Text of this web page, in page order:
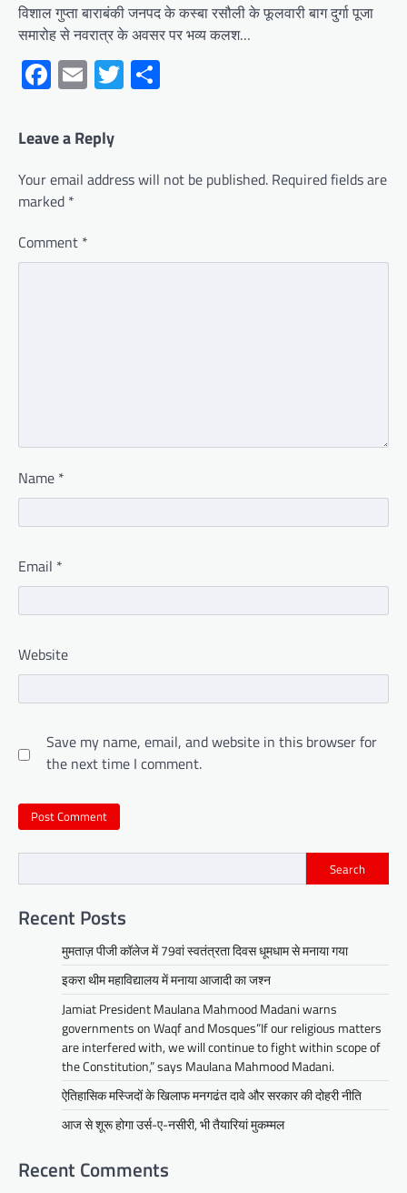
विशाल गुप्ता बाराबंकी जनपद के कस्बा रसौली के फूलवारी बाग दुर्गा पूजा
समारोह से नवरात्र के अवसर पर भव्य कलश…
Facebook
EmailTwitter
Leave a Reply
Your email address will not be published. Required fields are
marked *
Comment *
Name *
Email *
Website
Save my name, email, and website in this browser for
the next time I comment.
Search
Recent Posts
मुमताज़ पीजी कॉलेज में 79वां स्वतंत्रता दिवस धूमधाम से मनाया गया
इकरा थीम महाविद्यालय में मनाया आजादी का जश्न
Jamiat President Maulana Mahmood Madani warns
governments on Waqf and Mosques”If our religious matters
are interfered with, we will continue to fight within scope of
the Constitution,” says Maulana Mahmood Madani.
ऐतिहासिक मस्जिदों के खिलाफ मनगढंत दावे और सरकार की दोहरी नीति
आज से शूरू होगा उर्स-ए-नसीरी, भी तैयारियां मुकम्मल
Recent Comments